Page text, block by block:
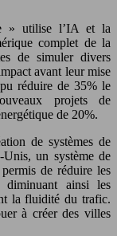
» utilise l’IA et la
complet de la
de simuler divers
avant leur mise
réduire de 35% le
projets de
de 20%.
de systèmes de
un système de
de réduire les
diminuant ainsi les
la fluidité du trafic.
à créer des villes